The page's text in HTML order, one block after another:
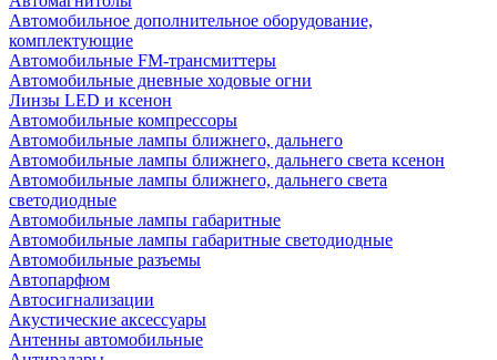
Автомобильное дополнительное оборудование,
комплектующие
Автомобильные FM-трансмиттеры
Автомобильные дневные ходовые огни
Линзы LED и ксенон
Автомобильные компрессоры
Автомобильные лампы ближнего, дальнего
Автомобильные лампы ближнего, дальнего света ксенон
Автомобильные лампы ближнего, дальнего света
светодиодные
Автомобильные лампы габаритные
Автомобильные лампы габаритные светодиодные
Автомобильные разъемы
Автопарфюм
Автосигнализации
Акустические аксессуары
Антенны автомобильные